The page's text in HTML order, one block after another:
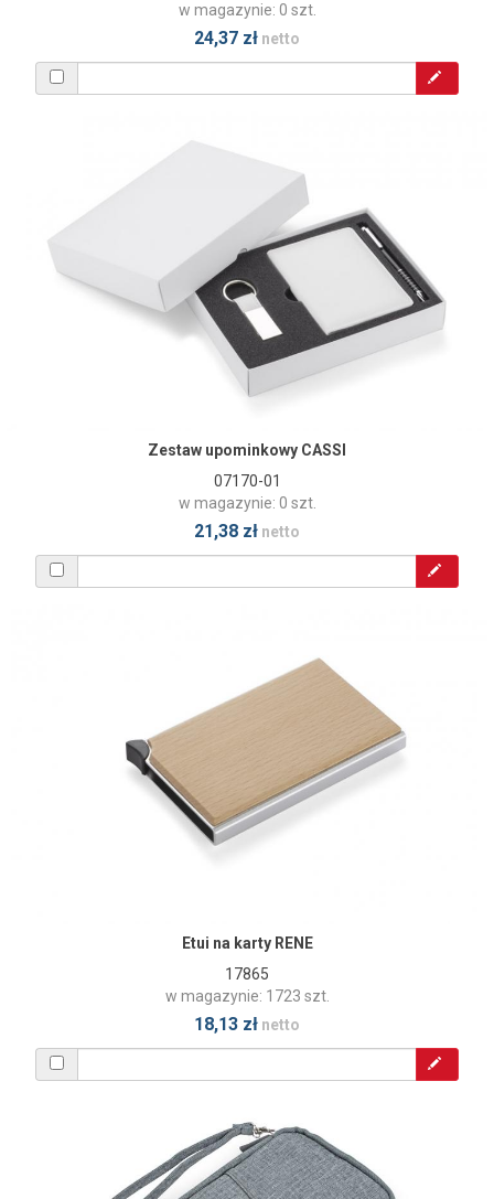
w magazynie: 0 szt.
24,37 zł netto
Zestaw upominkowy CASSI
07170-01
w magazynie: 0 szt.
21,38 zł netto
Etui na karty RENE
17865
w magazynie: 1723 szt.
18,13 zł netto